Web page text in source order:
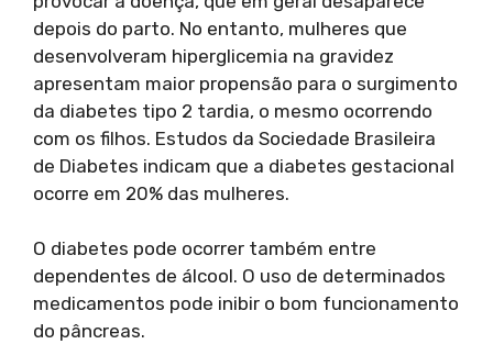
depois do parto. No entanto, mulheres que
desenvolveram hiperglicemia na gravidez
apresentam maior propensão para o surgimento
da diabetes tipo 2 tardia, o mesmo ocorrendo
com os filhos. Estudos da Sociedade Brasileira
de Diabetes indicam que a diabetes gestacional
ocorre em 20% das mulheres.
O diabetes pode ocorrer também entre
dependentes de álcool. O uso de determinados
medicamentos pode inibir o bom funcionamento
do pâncreas.